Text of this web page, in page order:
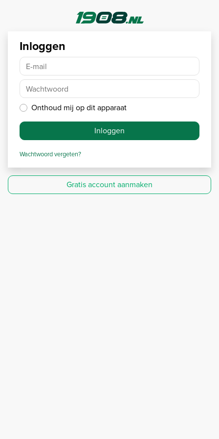
Inloggen
E-mail
Wachtwoord
Onthoud mij op dit apparaat
Inloggen
Wachtwoord vergeten?
Gratis account aanmaken